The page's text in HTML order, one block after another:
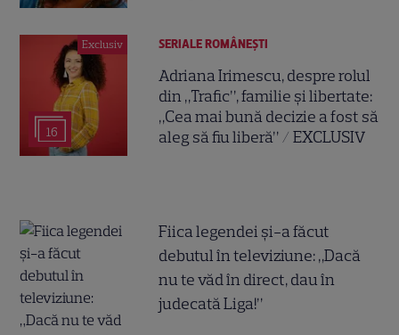
Exclusiv
16
SERIALE ROMÂNEŞTI
Adriana Irimescu, despre rolul
din „Trafic”, familie și libertate:
„Cea mai bună decizie a fost să
aleg să fiu liberă” / EXCLUSIV
Fiica legendei și-a făcut
debutul în televiziune: „Dacă
nu te văd în direct, dau în
judecată Liga!”